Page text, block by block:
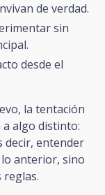
de verdad.
sin
desde el
la tentación
a algo distinto:
decir, entender
anterior, sino